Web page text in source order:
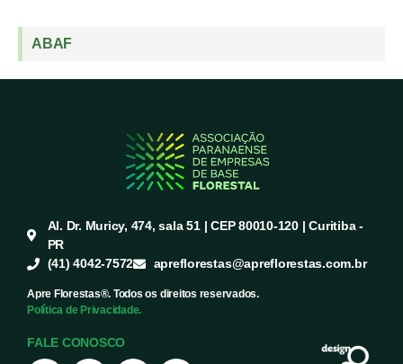
ABAF
Al. Dr. Muricy, 474, sala 51 | CEP 80010-120 | Curitiba -
PR
(41) 4042-7572
apreflorestas@apreflorestas.com.br
Apre Florestas®. Todos os direitos reservados.
Política de Privacidade.
FALE CONOSCO